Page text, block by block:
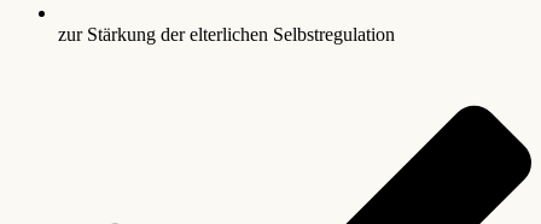
zur Stärkung der elterlichen Selbstregulation